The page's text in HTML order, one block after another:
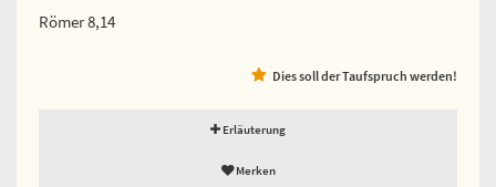
Römer 8,14
Dies soll der Taufspruch werden!
Erläuterung
Merken